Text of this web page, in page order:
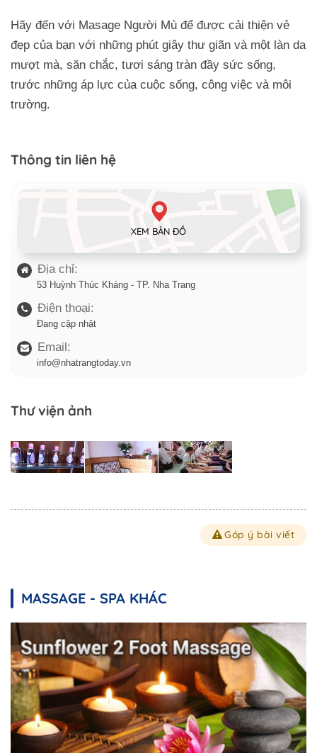
Hãy đến với Masage Người Mù để được cải thiện vẻ
đẹp của bạn với những phút giây thư giãn và một làn da
mượt mà, săn chắc, tươi sáng tràn đầy sức sống,
trước những áp lực của cuộc sống, công việc và môi
trường.
Thông tin liên hệ
XEM BẢN ĐỒ
Địa chỉ:
53 Huỳnh Thúc Kháng - TP. Nha Trang
Điện thoại:
Đang cập nhật
Email:
info@nhatrangtoday.vn
Thư viện ảnh
Góp ý bài viết
MASSAGE - SPA KHÁC